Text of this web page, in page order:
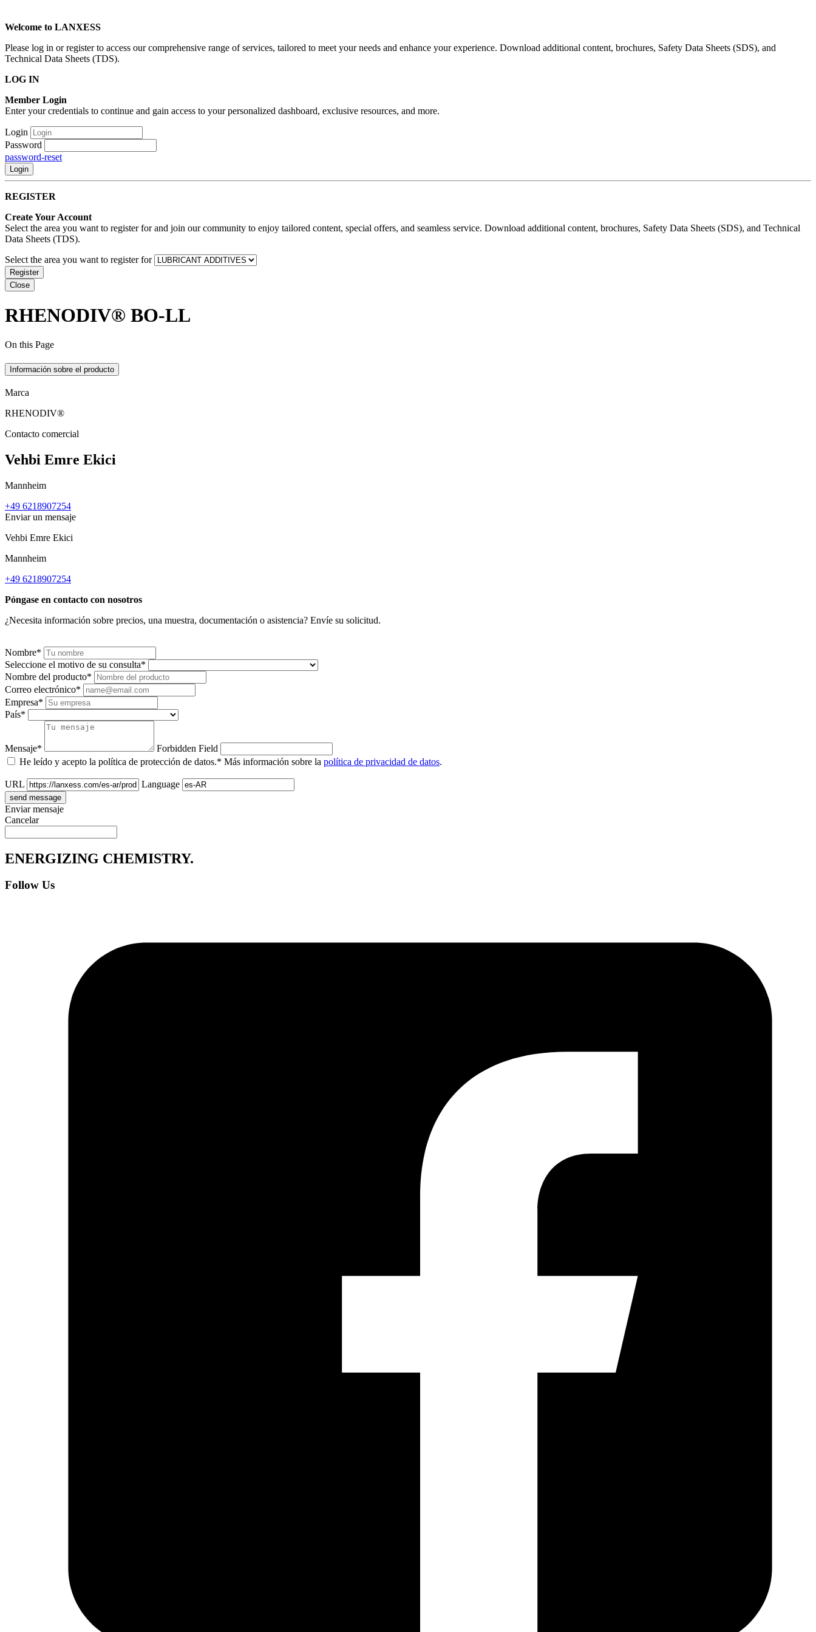
Welcome to LANXESS
Please log in or register to access our comprehensive range of services, tailored to meet your needs and enhance your experience. Download additional content, brochures, Safety Data Sheets (SDS), and
Technical Data Sheets (TDS).
LOG IN
Member Login
Enter your credentials to continue and gain access to your personalized dashboard, exclusive resources, and more.
Login
Password
password-reset
Login
REGISTER
Create Your Account
Select the area you want to register for and join our community to enjoy tailored content, special offers, and seamless service. Download additional content, brochures, Safety Data Sheets (SDS), and Technical
Data Sheets (TDS).
Select the area you want to register for
Register
Close
RHENODIV® BO-LL
On this Page
Información sobre el producto
Marca
RHENODIV®
Contacto comercial
Vehbi Emre Ekici
Mannheim
+49 6218907254
Enviar un mensaje
Vehbi Emre Ekici
Mannheim
+49 6218907254
Póngase en contacto con nosotros
¿Necesita información sobre precios, una muestra, documentación o asistencia? Envíe su solicitud.
Nombre*
Seleccione el motivo de su consulta*
Nombre del producto*
Correo electrónico*
Empresa*
País*
Mensaje*
Forbidden Field
He leído y acepto la política de protección de datos.* Más información sobre la política de privacidad de datos.
URL Language
Enviar mensaje
Cancelar
ENERGIZING CHEMISTRY.
Follow Us